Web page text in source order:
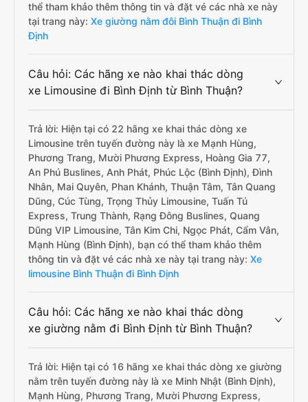
thể tham khảo thêm thông tin và đặt vé các nhà xe này
tại trang này: Xe giường nằm đôi Bình Thuận đi Bình
Định
Câu hỏi: Các hãng xe nào khai thác dòng
xe Limousine đi Bình Định từ Bình Thuận?
Trả lời: Hiện tại có 22 hãng xe khai thác dòng xe
Limousine trên tuyến đường này là xe Mạnh Hùng,
Phương Trang, Mười Phương Express, Hoàng Gia 77,
An Phú Buslines, Anh Phát, Phúc Lộc (Bình Định), Đình
Nhân, Mai Quyên, Phan Khánh, Thuận Tâm, Tân Quang
Dũng, Cúc Tùng, Trọng Thủy Limousine, Tuấn Tú
Express, Trung Thành, Rạng Đông Buslines, Quang
Dũng VIP Limousine, Tân Kim Chi, Ngọc Phát, Cẩm Vân,
Mạnh Hùng (Bình Định), bạn có thể tham khảo thêm
thông tin và đặt vé các nhà xe này tại trang này: Xe
limousine Bình Thuận đi Bình Định
Câu hỏi: Các hãng xe nào khai thác dòng
xe giường nằm đi Bình Định từ Bình Thuận?
Trả lời: Hiện tại có 16 hãng xe khai thác dòng xe giường
nằm trên tuyến đường này là xe Minh Nhật (Bình Định),
Mạnh Hùng, Phương Trang, Mười Phương Express,